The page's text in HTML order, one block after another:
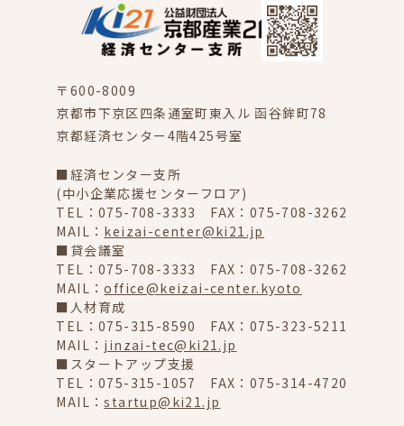
〒600-8009
京都市下京区四条通室町東入ル 函谷鉾町78
京都経済センター4階425号室
■経済センター支所
(中小企業応援センターフロア)
TEL：075-708-3333 FAX：075-708-3262
MAIL： keizai-center@ki21.jp
■貸会議室
TEL：075-708-3333 FAX：075-708-3262
MAIL：office@keizai-center.kyoto
■人材育成
TEL：075-315-8590 FAX：075-323-5211
MAIL： jinzai-tec@ki21.jp
■スタートアップ支援
TEL：075-315-1057 FAX：075-314-4720
MAIL：startup@ki21.jp